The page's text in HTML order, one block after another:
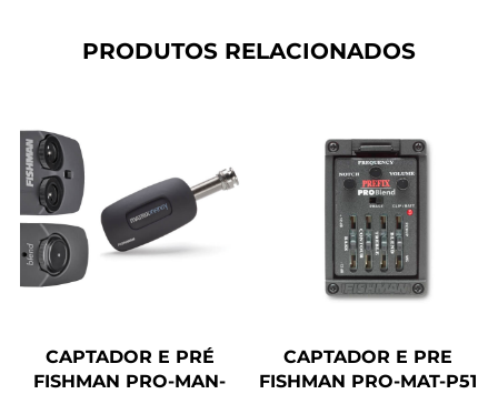
PRODUTOS RELACIONADOS
CAPTADOR E PRÉ
FISHMAN PRO-MAN-
CAPTADOR E PRE
FISHMAN PRO-MAT-P51